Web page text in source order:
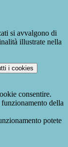
si avvalgono di
illustrate nella
i cookies
consentire.
della
potete